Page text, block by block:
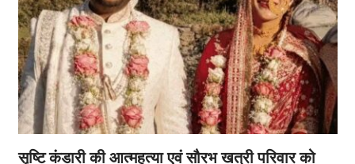
सृष्टि कंडारी की आत्महत्या एवं सौरभ खत्री परिवार को